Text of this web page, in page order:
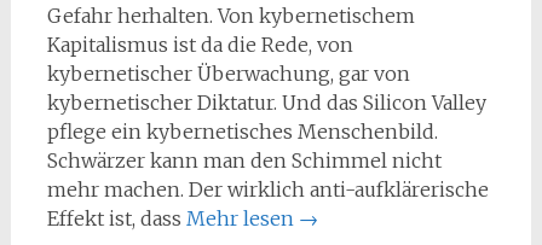
Gefahr herhalten. Von kybernetischem
Kapitalismus ist da die Rede, von
kybernetischer Überwachung, gar von
kybernetischer Diktatur. Und das Silicon Valley
pflege ein kybernetisches Menschenbild.
Schwärzer kann man den Schimmel nicht
mehr machen. Der wirklich anti-aufklärerische
Effekt ist, dass Mehr lesen →